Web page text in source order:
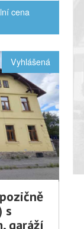
včetně
cena
Vyhlášená
s
garáží